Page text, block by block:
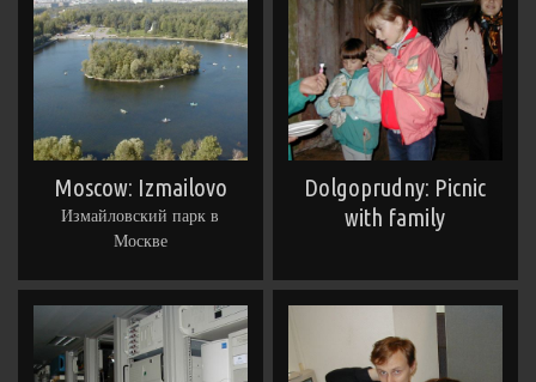
Moscow: Izmailovo
Измайловский парк в
Москве
Dolgoprudny: Picnic
with family